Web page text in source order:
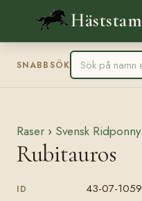
Häststam
SNABBSÖK
Raser › Svensk Ridponny
Rubitauros
ID 43-07-1059